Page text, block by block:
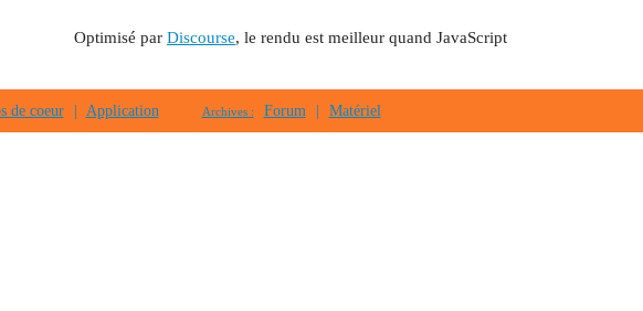
Optimisé par Discourse, le rendu est meilleur quand JavaScript
de coeur | Application Archives : Forum | Matériel